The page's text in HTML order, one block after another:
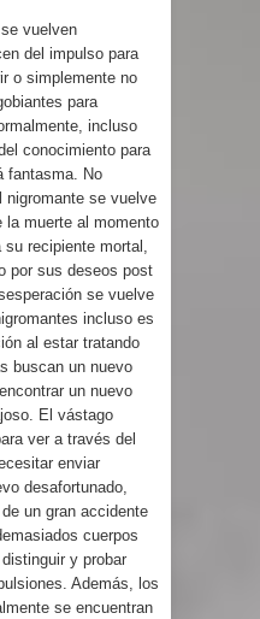
vuelven
del impulso para
o simplemente no
para
incluso
conocimiento para
fantasma. No
nigromante se vuelve
la muerte al momento
su recipiente mortal,
por sus deseos post
se vuelve
incluso es
al estar tratando
buscan un nuevo
un nuevo
El vástago
ver a través del
enviar
desafortunado,
un gran accidente
cuerpos
y probar
Además, los
se encuentran